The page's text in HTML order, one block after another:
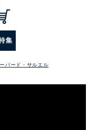
集
パード・サルエル